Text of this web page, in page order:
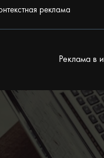
реклама
Реклама в